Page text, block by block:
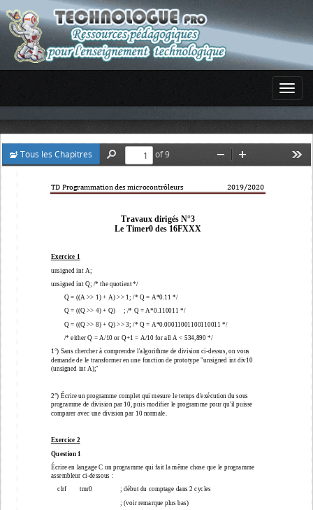
Tous les Chapitres
Find
of 9
ZoomZoom
TD Programmation des microcontrôleurs                          2019/2020
Travaux dirigés N°3
Le Timer0 des 16FXXX
Exercice 1
unsigned int A;
unsigned int Q; /* the quotient */
Q = ((A >> 1) + A) >> 1; /* Q = A*0.11 */
Q = ((Q >> 4) + Q)     ; /* Q = A*0.110011 */
Q = ((Q >> 8) + Q) >> 3; /* Q = A*0.00011001100110011 */
/* either Q = A/10 or Q+1 = A/10 for all A < 534,890 */
1°) Sans chercher à comprendre l'algorithme de division ci-dessus, on vous
demande de le transformer en une fonction de prototype "unsigned int div10
(unsigned int A);"
2°) Écrire un programme complet qui mesure le temps d'exécution du sous
programme de division par 10, puis modifier le programme pour qu'il puisse
comparer avec une division par 10 normale.
Exercice 2
Question 1
Écrire en langage C un programme qui fait la même chose que le programme
assembleur ci-dessous :
clrf        tmr0                 ; début du comptage dans 2 cycles
; (voir remarque plus bas)